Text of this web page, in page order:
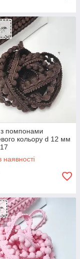
помпонами
кольору d 12 мм